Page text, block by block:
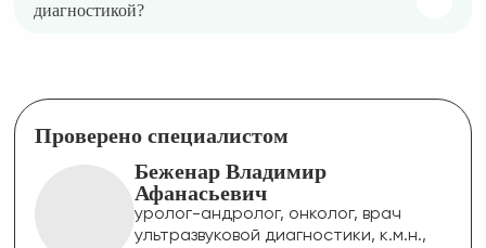
диагностикой?
Проверено специалистом
Беженар Владимир
Афанасьевич
уролог-андролог, онколог, врач
ультразвуковой диагностики, к.м.н.,